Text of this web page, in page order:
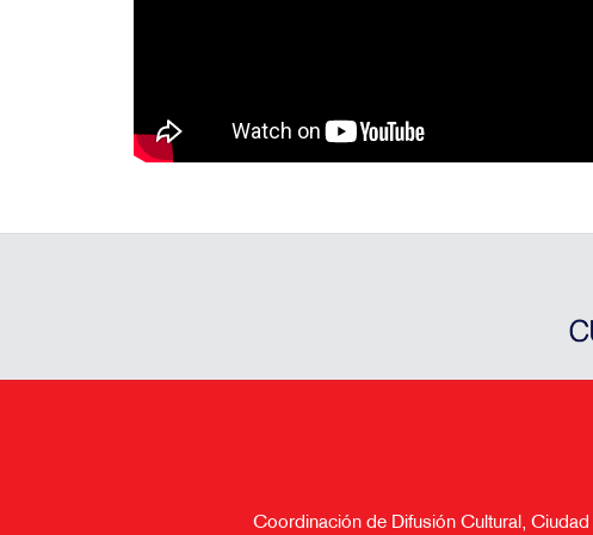
Coordinación de Difusión Cultural,